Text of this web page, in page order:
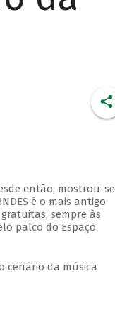
então, mostrou-se
é o mais antigo
sempre às
palco do Espaço
cenário da música